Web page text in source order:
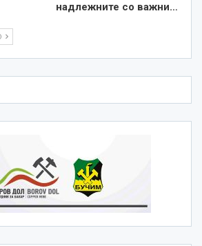
надлежните со важни…